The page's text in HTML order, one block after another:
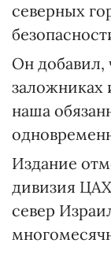
северных
Он добавил,
заложниках
наша
Издание
дивизия
север